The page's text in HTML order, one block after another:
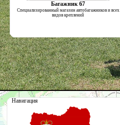
Багажник 67
Специализированный магазин автобагажников и всех
видов креплений
Навигация